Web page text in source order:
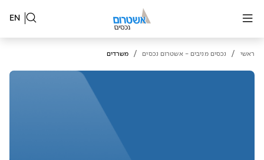
EN
ראשי / נכסים מניבים - אשטרום נכסים / משרדים